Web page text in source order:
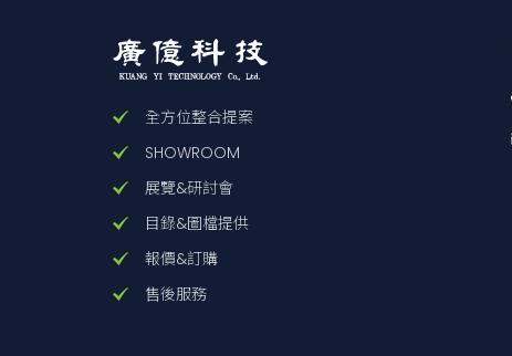
全方位整合提案
SHOWROOM
展覽&研討會
目錄&圖檔提供
報價&訂購
售後服務